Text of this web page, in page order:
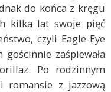
do końca z kręgu
kilka lat swoje pięć
czyli Eagle-Eye
zaśpiewała
Po rodzinnym
romansie z jazzową